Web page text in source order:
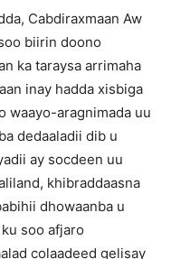
Cabdiraxmaan Aw
biirin doono
ka taraysa arrimaha
inay hadda xisbiga
waayo-aragnimada uu
dedaaladii dib u
ay socdeen uu
khibraddaasna
dhowaanba u
soo afjaro
colaadeed gelisay